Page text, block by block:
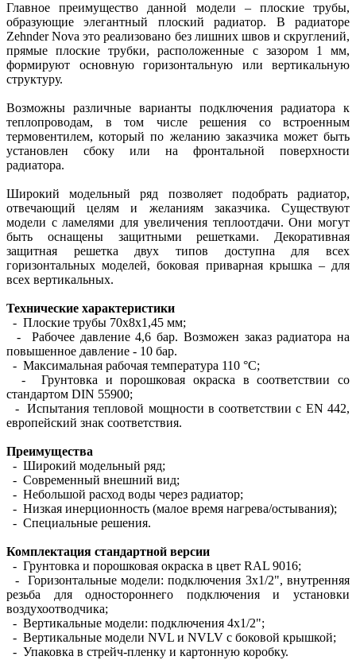
Главное преимущество данной модели – плоские трубы,
образующие элегантный плоский радиатор. В радиаторе
Zehnder Nova это реализовано без лишних швов и скруглений,
прямые плоские трубки, расположенные с зазором 1 мм,
формируют основную горизонтальную или вертикальную
структуру.
Возможны различные варианты подключения радиатора к
теплопроводам, в том числе решения со встроенным
термовентилем, который по желанию заказчика может быть
установлен сбоку или на фронтальной поверхности
радиатора.
Широкий модельный ряд позволяет подобрать радиатор,
отвечающий целям и желаниям заказчика. Существуют
модели с ламелями для увеличения теплоотдачи. Они могут
быть оснащены защитными решетками. Декоративная
защитная решетка двух типов доступна для всех
горизонтальных моделей, боковая приварная крышка – для
всех вертикальных.
Технические характеристики
- Плоские трубы 70х8х1,45 мм;
- Рабочее давление 4,6 бар. Возможен заказ радиатора на
повышенное давление - 10 бар.
- Максимальная рабочая температура 110 °С;
- Грунтовка и порошковая окраска в соответствии со
стандартом DIN 55900;
- Испытания тепловой мощности в соответствии с EN 442,
европейский знак соответствия.
Преимущества
- Широкий модельный ряд;
- Современный внешний вид;
- Небольшой расход воды через радиатор;
- Низкая инерционность (малое время нагрева/остывания);
- Специальные решения.
Комплектация стандартной версии
- Грунтовка и порошковая окраска в цвет RAL 9016;
- Горизонтальные модели: подключения 3х1/2", внутренняя
резьба для одностороннего подключения и установки
воздухоотводчика;
- Вертикальные модели: подключения 4х1/2";
- Вертикальные модели NVL и NVLV с боковой крышкой;
- Упаковка в стрейч-пленку и картонную коробку.